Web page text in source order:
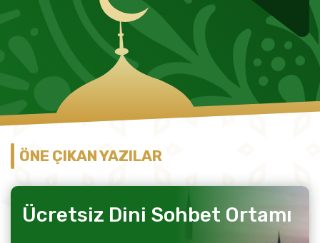
ÖNE ÇIKAN YAZILAR
Ücretsiz Dini Sohbet Ortamı